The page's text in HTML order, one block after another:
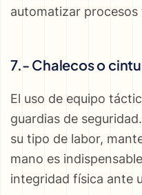
automatizar procesos
7.- Chalecos o
El uso de equipo
guardias de
su tipo de labor,
mano es
integridad física ante